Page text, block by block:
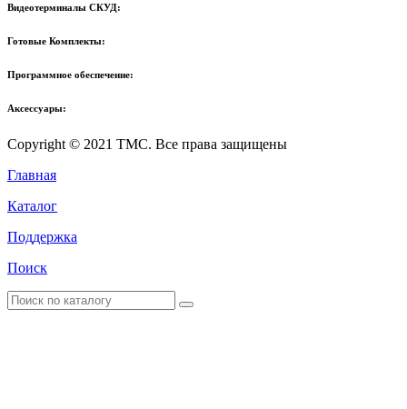
Видеотерминалы СКУД:
Готовые Комплекты:
Программное обеспечение:
Аксессуары:
Copyright © 2021 TMC. Все права защищены
Главная
Каталог
Поддержка
Поиск